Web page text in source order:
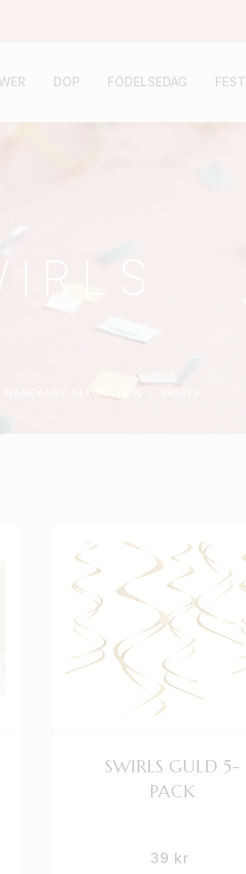
DOP FÖDELSEDAG FEST
HÄNGANDE DEKORATION
SWIRLS GULD 5-
PACK
39 kr